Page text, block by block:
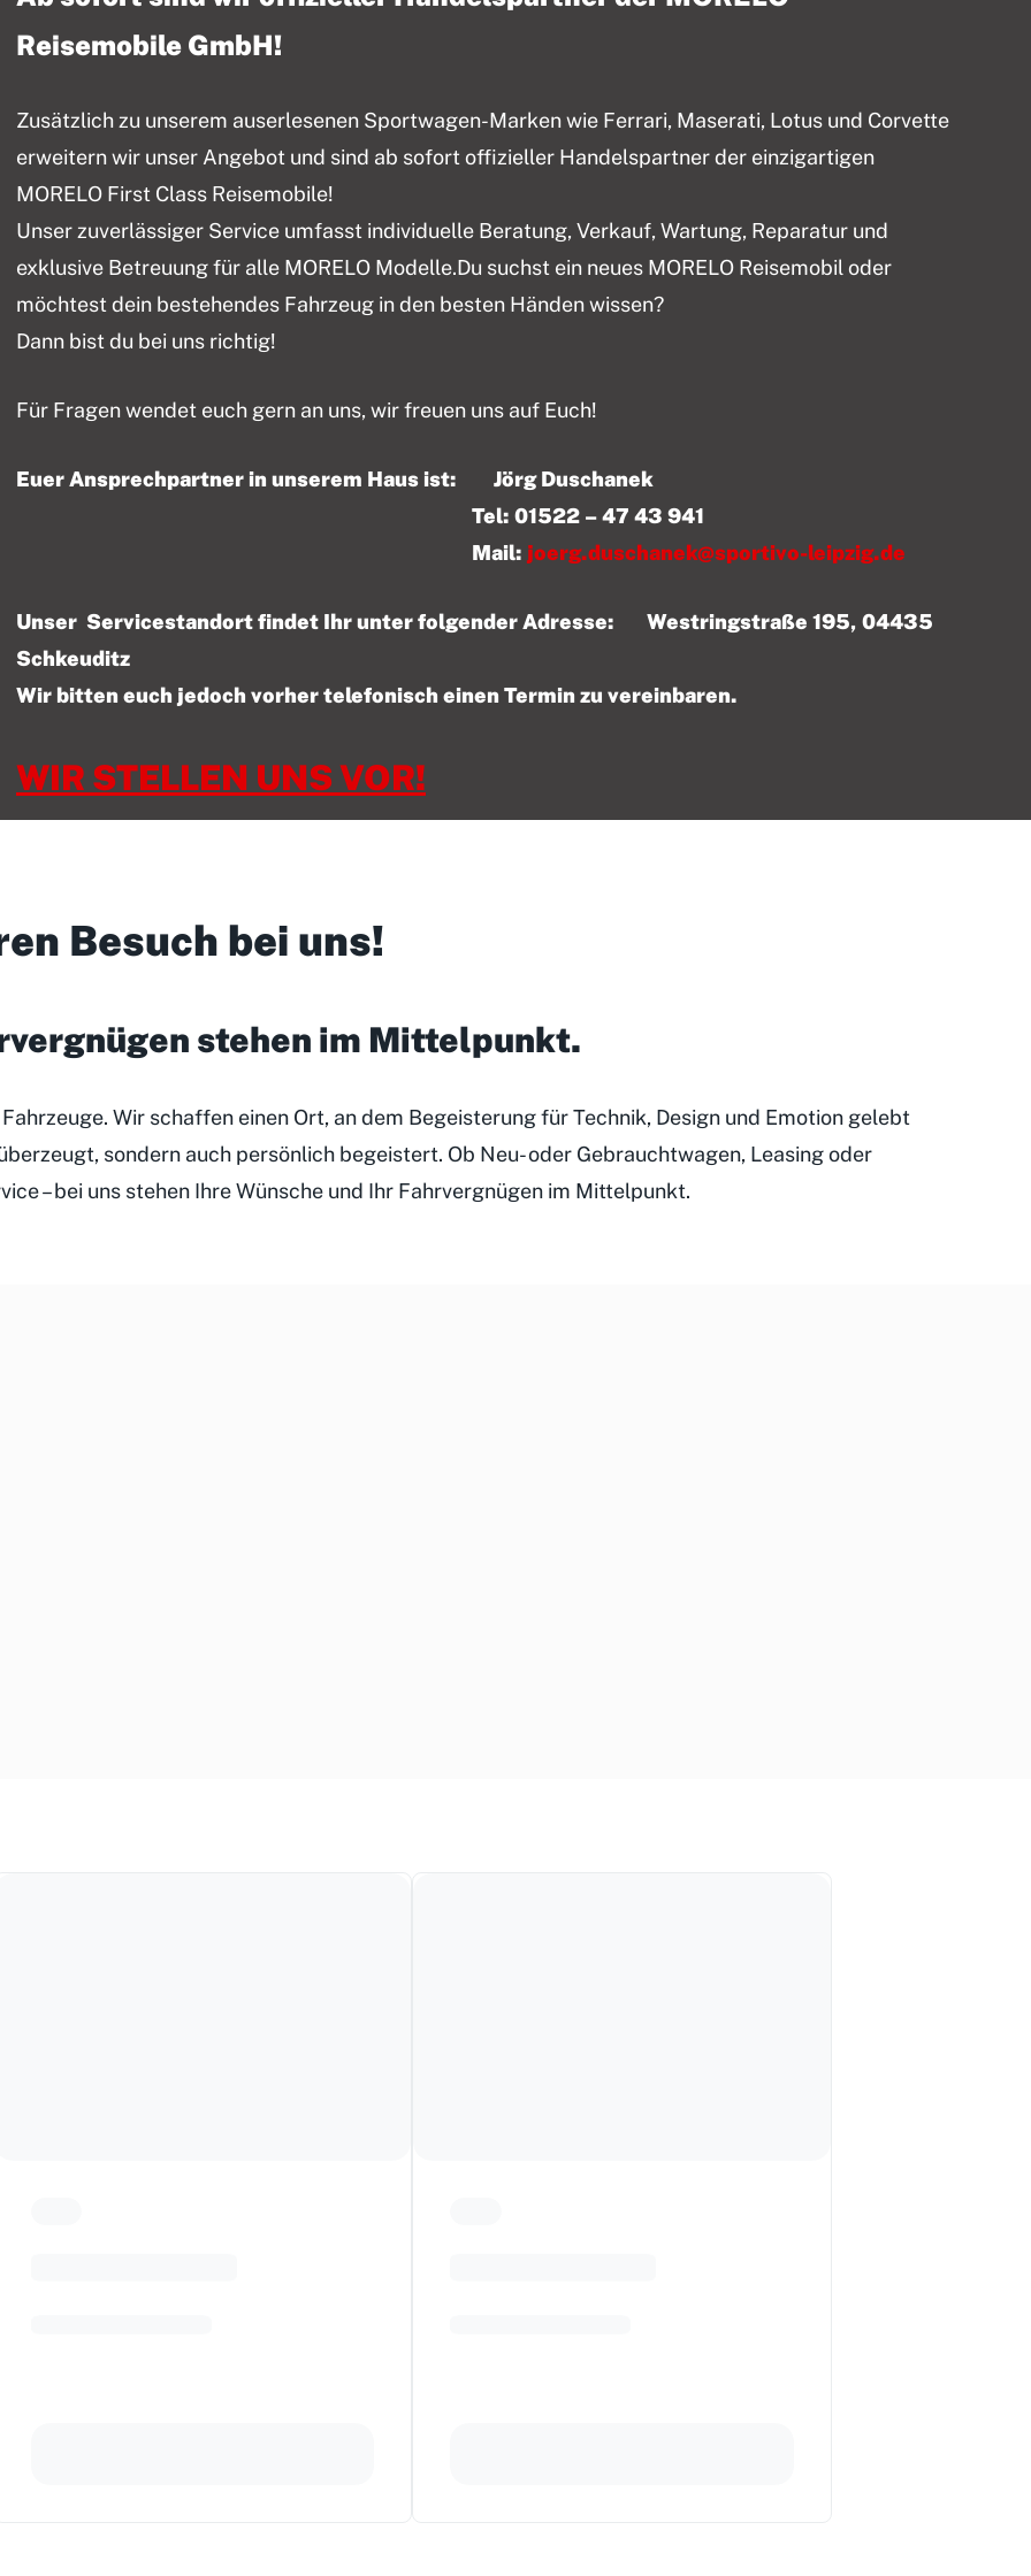
Reisemobile GmbH!
Zusätzlich zu unserem auserlesenen Sportwagen-Marken wie Ferrari, Maserati, Lotus und Corvette
erweitern wir unser Angebot und sind ab sofort offizieller Handelspartner der einzigartigen
MORELO First Class Reisemobile!
Unser zuverlässiger Service umfasst individuelle Beratung, Verkauf, Wartung, Reparatur und
exklusive Betreuung für alle MORELO Modelle.Du suchst ein neues MORELO Reisemobil oder
möchtest dein bestehendes Fahrzeug in den besten Händen wissen?
Dann bist du bei uns richtig!
Für Fragen wendet euch gern an uns, wir freuen uns auf Euch!
Euer Ansprechpartner in unserem Haus ist: Jörg Duschanek
Tel: 01522 – 47 43 941
Mail: joerg.duschanek@sportivo-leipzig.de
Unser Servicestandort findet Ihr unter folgender Adresse: Westringstraße 195, 04435
Schkeuditz
Wir bitten euch jedoch vorher telefonisch einen Termin zu vereinbaren.
WIR STELLEN UNS VOR!
Besuch bei uns!
stehen im Mittelpunkt.
Wir schaffen einen Ort, an dem Begeisterung für Technik, Design und Emotion gelebt
sondern auch persönlich begeistert. Ob Neu- oder Gebrauchtwagen, Leasing oder
– bei uns stehen Ihre Wünsche und Ihr Fahrvergnügen im Mittelpunkt.